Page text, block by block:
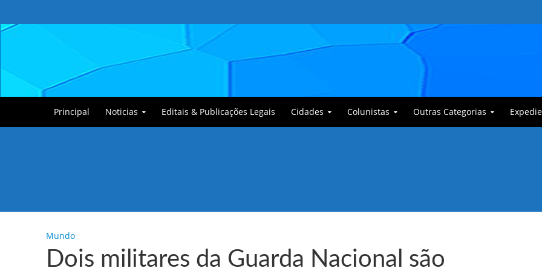
Principal Noticias Editais & Publicações Legais Cidades Colunistas Outras Categorias
Mundo
Dois militares da Guarda Nacional são